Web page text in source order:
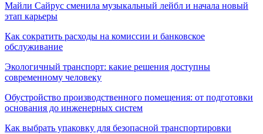
Майли Сайрус сменила музыкальный лейбл и начала новый
этап карьеры
Как сократить расходы на комиссии и банковское
обслуживание
Экологичный транспорт: какие решения доступны
современному человеку
Обустройство производственного помещения: от подготовки
основания до инженерных систем
Как выбрать упаковку для безопасной транспортировки